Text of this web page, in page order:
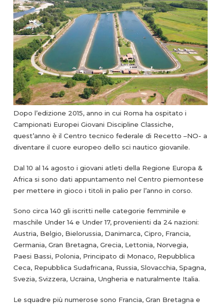
Dopo l’edizione 2015, anno in cui Roma ha ospitato i
Campionati Europei Giovani Discipline Classiche,
quest’anno è il Centro tecnico federale di Recetto –NO- a
diventare il cuore europeo dello sci nautico giovanile.
Dal 10 al 14 agosto i giovani atleti della Regione Europa &
Africa si sono dati appuntamento nel Centro piemontese
per mettere in gioco i titoli in palio per l’anno in corso.
Sono circa 140 gli iscritti nelle categorie femminile e
maschile Under 14 e Under 17, provenienti da 24 nazioni:
Austria, Belgio, Bielorussia, Danimarca, Cipro, Francia,
Germania, Gran Bretagna, Grecia, Lettonia, Norvegia,
Paesi Bassi, Polonia, Principato di Monaco, Repubblica
Ceca, Repubblica Sudafricana, Russia, Slovacchia, Spagna,
Svezia, Svizzera, Ucraina, Ungheria e naturalmente Italia.
Le squadre più numerose sono Francia, Gran Bretagna e